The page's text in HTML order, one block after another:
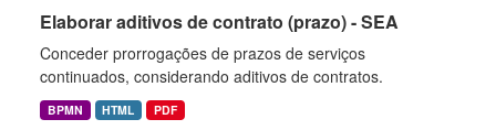
Elaborar aditivos de contrato (prazo) - SEA
Conceder prorrogações de prazos de serviços
continuados, considerando aditivos de contratos.
BPMN HTML PDF